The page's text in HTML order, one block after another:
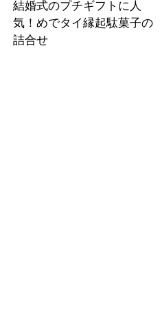
結婚式のプチギフトに人
気！めでタイ縁起駄菓子の
詰合せ